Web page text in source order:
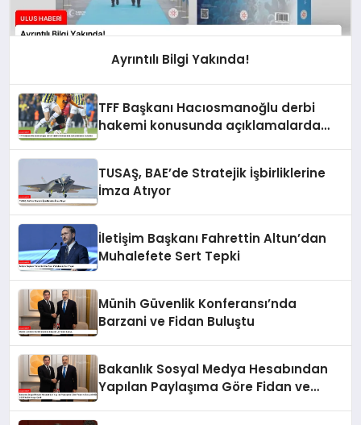
Ayrıntılı Bilgi Yakında!
TFF Başkanı Hacıosmanoğlu derbi
hakemi konusunda açıklamalarda
TUSAŞ, BAE’de Stratejik İşbirliklerine
İmza Atıyor
İletişim Başkanı Fahrettin Altun’dan
Muhalefete Sert Tepki
Münih Güvenlik Konferansı’nda
Barzani ve Fidan Buluştu
Bakanlık Sosyal Medya Hesabından
Yapılan Paylaşıma Göre Fidan ve